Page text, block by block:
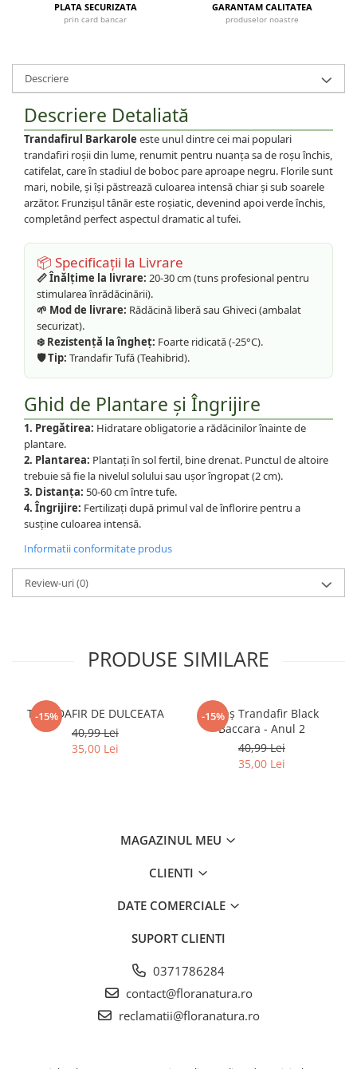
PLATA SECURIZATA
prin card bancar
GARANTAM CALITATEA
produselor noastre
Descriere
Descriere Detaliată
Trandafirul Barkarole este unul dintre cei mai populari
trandafiri roșii din lume, renumit pentru nuanța sa de roșu închis,
catifelat, care în stadiul de boboc pare aproape negru. Florile sunt
mari, nobile, și își păstrează culoarea intensă chiar și sub soarele
arzător. Frunzișul tânăr este roșiatic, devenind apoi verde închis,
completând perfect aspectul dramatic al tufei.
📦 Specificații la Livrare
📏 Înălțime la livrare: 20-30 cm (tuns profesional pentru
stimularea înrădăcinării).
🌱 Mod de livrare: Rădăcină liberă sau Ghiveci (ambalat
securizat).
❄️ Rezistență la îngheț: Foarte ridicată (-25°C).
🛡️ Tip: Trandafir Tufă (Teahibrid).
Ghid de Plantare și Îngrijire
1. Pregătirea: Hidratare obligatorie a rădăcinilor înainte de
plantare.
2. Plantarea: Plantați în sol fertil, bine drenat. Punctul de altoire
trebuie să fie la nivelul solului sau ușor îngropat (2 cm).
3. Distanța: 50-60 cm între tufe.
4. Îngrijire: Fertilizați după primul val de înflorire pentru a
susține culoarea intensă.
Informatii conformitate produs
Review-uri(0)
PRODUSE SIMILARE
-15%
TRANDAFIR DE DULCEATA
40,99 Lei
35,00 Lei
-15%
Butaș Trandafir Black
Baccara - Anul 2
40,99 Lei
35,00 Lei
MAGAZINUL MEU
CLIENTI
DATE COMERCIALE
SUPORT CLIENTI
0371786284
contact@floranatura.ro
reclamatii@floranatura.ro